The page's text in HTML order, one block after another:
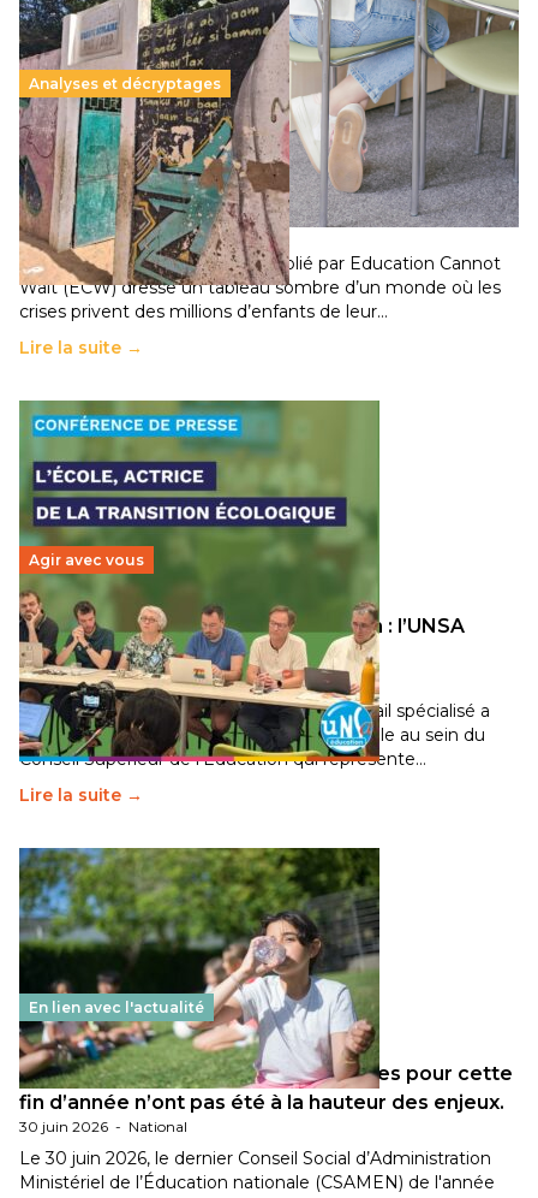
Analyses et décryptages
258 millions d’enfants victimes de la guerre, des
chocs climatiques et des déplacements de
population
11 juillet 2026- National
Un nouveau rapport mondial publié par Education Cannot
Wait (ECW) dresse un tableau sombre d’un monde où les
crises privent des millions d’enfants de leur…
Lire la suite →
Agir avec vous
Transition écologique de l’éducation : l’UNSA
Éducation fait bouger les lignes
30 juin 2026-National
Pendant plusieurs mois, un groupe de travail spécialisé a
travaillé sur la transition écologique de l’Ecole au sein du
Conseil Supérieur de l’Éducation qui représente…
Lire la suite →
En lien avec l'actualité
Les décisions ministérielles attendues pour cette
fin d’année n’ont pas été à la hauteur des enjeux.
30 juin 2026 - National
Le 30 juin 2026, le dernier Conseil Social d’Administration
Ministériel de l’Éducation nationale (CSAMEN) de l'année